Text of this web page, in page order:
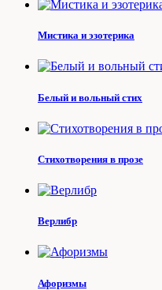
Мистика и эзотерика
Белый и вольный стих
Стихотворения в прозе
Верлибр
Афоризмы